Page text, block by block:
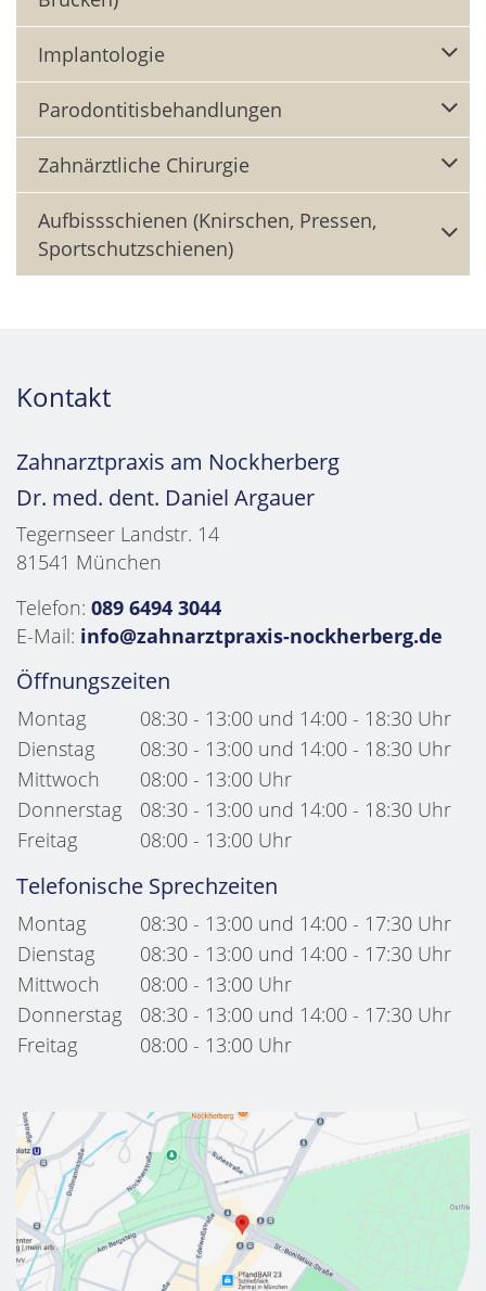
Implantologie
Parodontitisbehandlungen
Zahnärztliche Chirurgie
Aufbissschienen (Knirschen, Pressen,
Sportschutzschienen)
Kontakt
Zahnarztpraxis am Nockherberg
Dr. med. dent. Daniel Argauer
Tegernseer Landstr. 14
81541 München
Telefon: 089 6494 3044
E-Mail: info@zahnarztpraxis-nockherberg.de
Öffnungszeiten
Montag
08:30 - 13:00 und 14:00 - 18:30 Uhr
Dienstag
08:30 - 13:00 und 14:00 - 18:30 Uhr
Mittwoch
08:00 - 13:00 Uhr
Donnerstag
08:30 - 13:00 und 14:00 - 18:30 Uhr
Freitag
08:00 - 13:00 Uhr
Telefonische Sprechzeiten
Montag
08:30 - 13:00 und 14:00 - 17:30 Uhr
Dienstag
08:30 - 13:00 und 14:00 - 17:30 Uhr
Mittwoch
08:00 - 13:00 Uhr
Donnerstag
08:30 - 13:00 und 14:00 - 17:30 Uhr
Freitag
08:00 - 13:00 Uhr